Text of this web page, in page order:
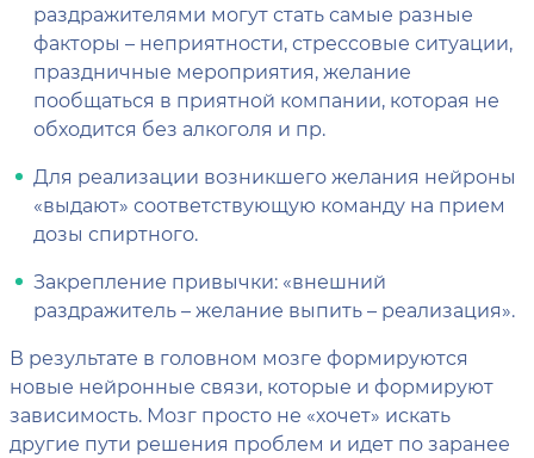
раздражителями могут стать самые разные
факторы – неприятности, стрессовые ситуации,
праздничные мероприятия, желание
пообщаться в приятной компании, которая не
обходится без алкоголя и пр.
Для реализации возникшего желания нейроны
«выдают» соответствующую команду на прием
дозы спиртного.
Закрепление привычки: «внешний
раздражитель – желание выпить – реализация».
В результате в головном мозге формируются
новые нейронные связи, которые и формируют
зависимость. Мозг просто не «хочет» искать
другие пути решения проблем и идет по заранее